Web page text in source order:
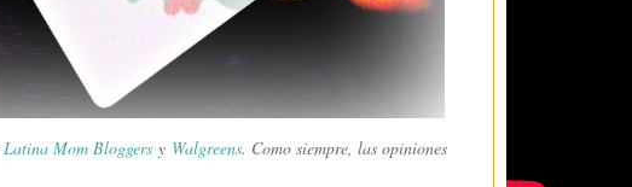
Latina Mom Bloggers y Walgreens. Como siempre, las opiniones